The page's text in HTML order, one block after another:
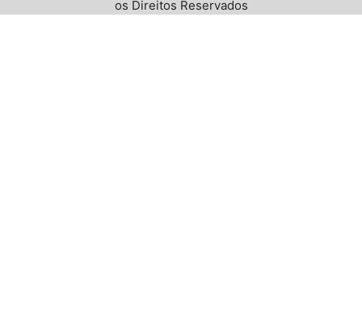
os Direitos Reservados